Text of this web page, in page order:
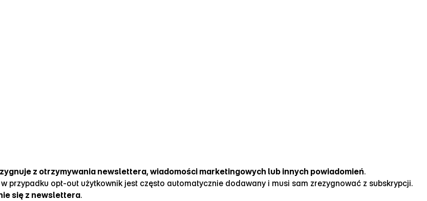
z otrzymywania newslettera, wiadomości marketingowych lub innych powiadomień.
przypadku opt‑out użytkownik jest często automatycznie dodawany i musi sam zrezygnować z subskrypcji.
się z newslettera.